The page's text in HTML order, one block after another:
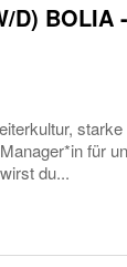
BOLIA
für
du...